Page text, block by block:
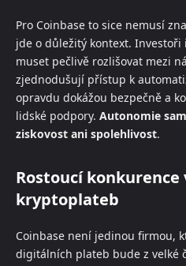
Pro Coinbase to sice nemusí
jde o důležitý kontext.
muset pečlivě rozlišovat mezi
zjednodušují přístup k
opravdu dokážou bezpečně a
lidské podpory. Autonomie
ziskovost ani spolehlivost.
Rostoucí konkurence
kryptoplateb
Coinbase není jedinou firmou,
digitálních plateb bude z velké